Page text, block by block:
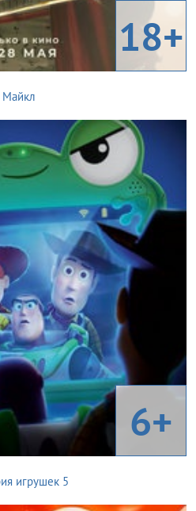
18+
Майкл
6+
игрушек 5